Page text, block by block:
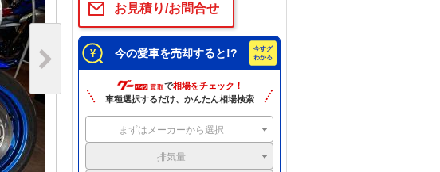
お見積り/お問合せ
今の愛車を売却すると!?
で相場をチェック！
車種選択するだけ、かんたん相場検索
まずはメーカーから選択
排気量